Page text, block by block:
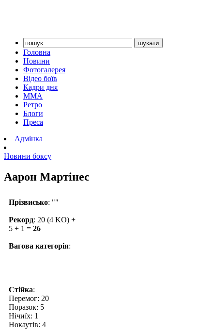
Головна
Новини
Фотогалерея
Відео боїв
Кадри дня
ММА
Ретро
Блоги
Преса
Адмінка
Новини боксу
Аарон Мартінес
Прізвисько: ""
Рекорд: 20 (4 KO) +
5 + 1 = 26
Вагова категорія:
Стійка:
Перемог: 20
Поразок: 5
Нічиїх: 1
Нокаутів: 4